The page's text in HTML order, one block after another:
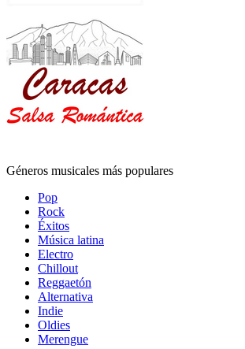
Géneros musicales más populares
Pop
Rock
Éxitos
Música latina
Electro
Chillout
Reggaetón
Alternativa
Indie
Oldies
Merengue